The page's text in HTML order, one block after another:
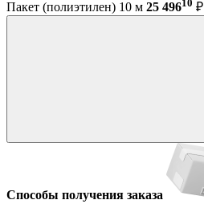
Пакет (полиэтилен) 10 м 25 49610 ₽
Способы получения заказа